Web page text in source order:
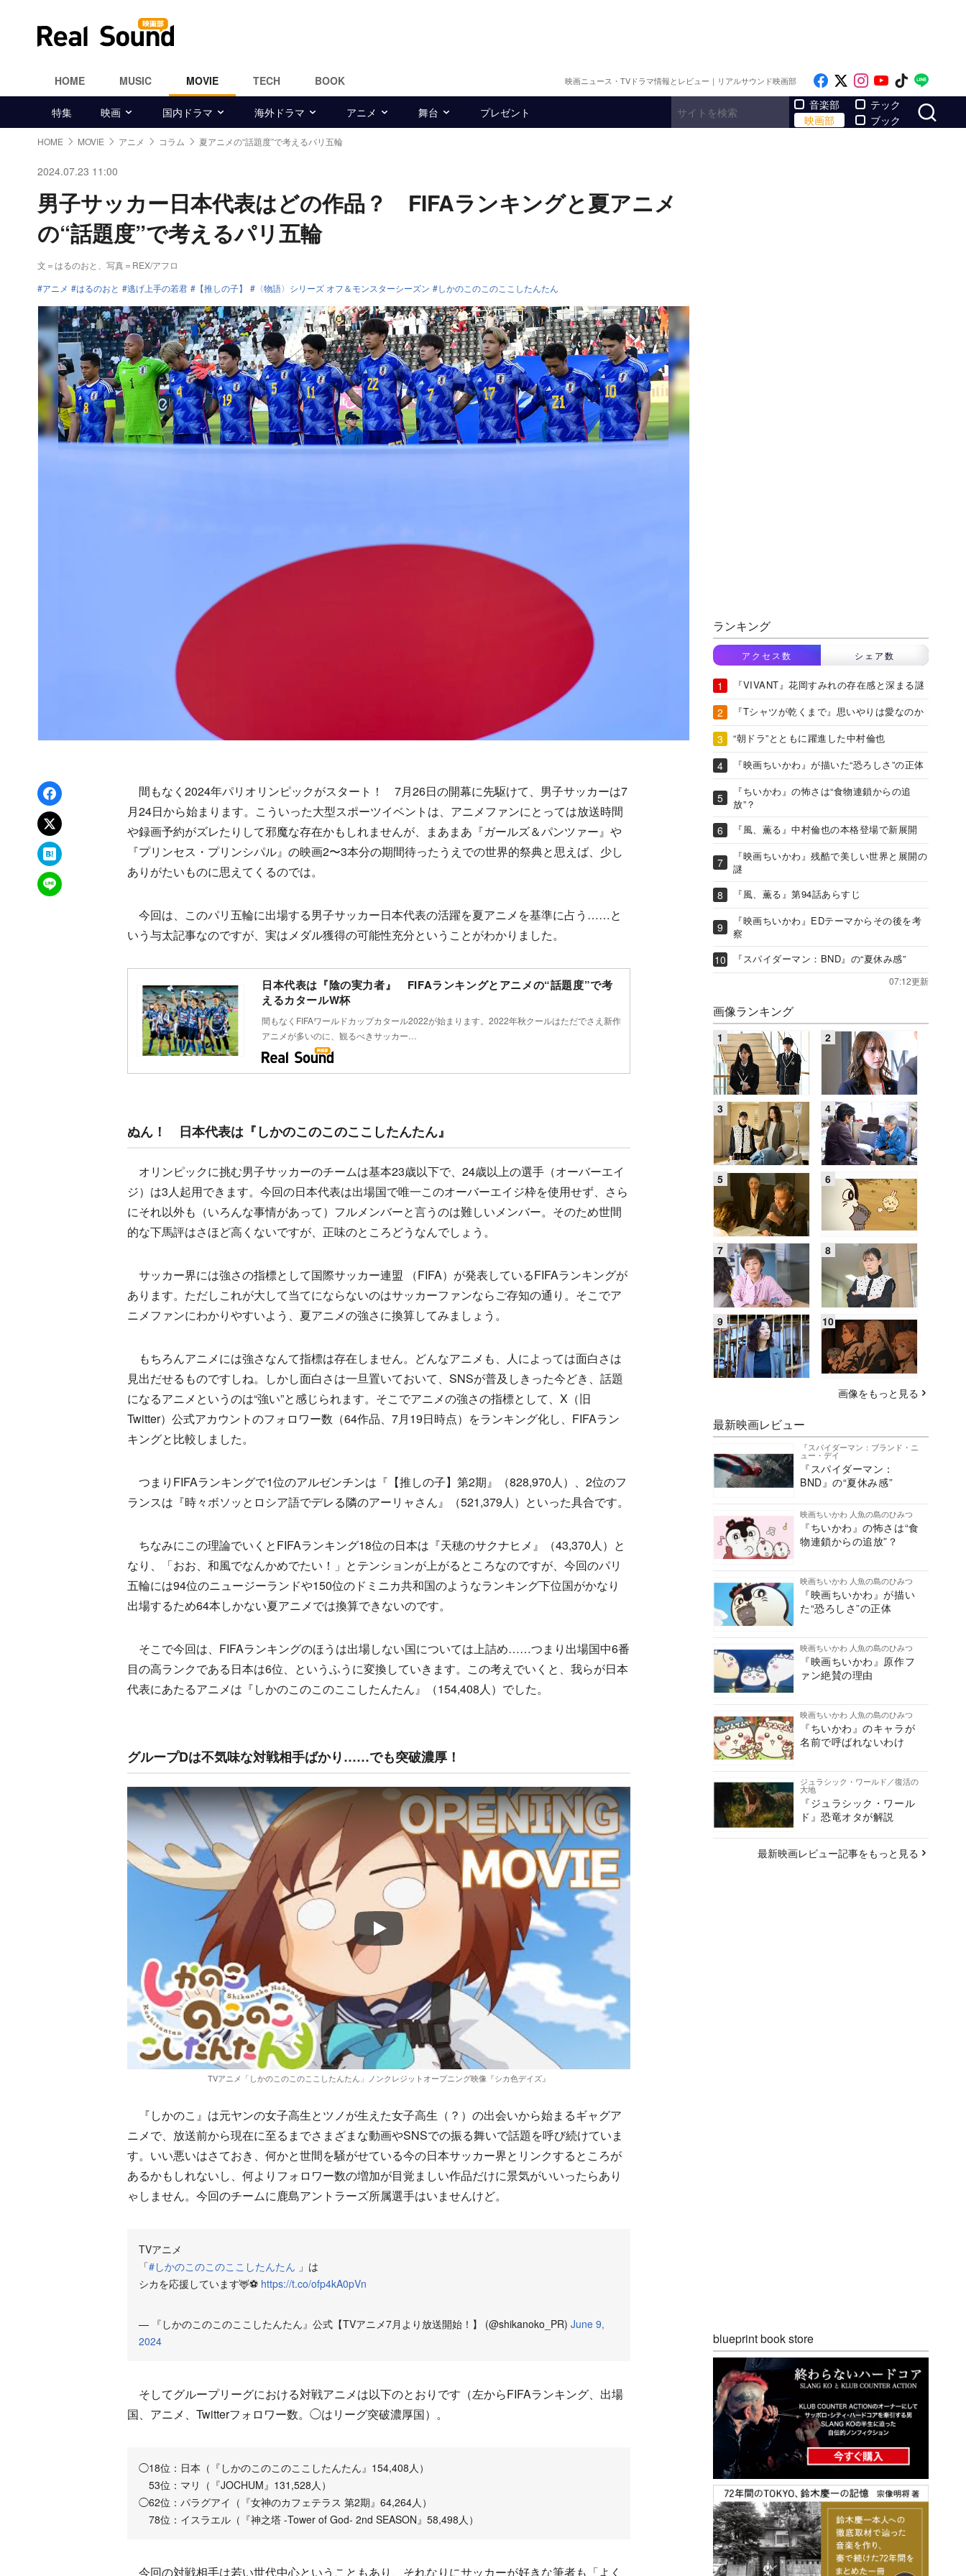
HOME MUSIC MOVIE TECH BOOK 映画ニュース・TVドラマ情報とレビュー｜リアルサウンド映画部 Like on Facebook
Follow on x
Follow on
Follow on
Follow
特集 映画 国内ドラマ 海外ドラマ アニメ 舞台 プレゼント
音楽部
映画部
テック
ブック
HOME MOVIE アニメ コラム 夏アニメの“話題度”で考えるパリ五輪
2024.07.23 11:00
男子サッカー日本代表はどの作品？ FIFAランキングと夏アニメ
の“話題度”で考えるパリ五輪
文＝はるのおと
、写真＝REX/アフロ
アニメ
はるのおと 逃げ上手の若君 【推しの子】 〈物語〉シリーズ オフ＆モンスターシーズン しかのこのこのここしたんたん
Facebookでシェア
xでポスト
はてなブックマーク
LINEで送る
間もなく2024年パリオリンピックがスタート！ 7月26日の開幕に先駆けて、男子サッカーは7
月24日から始まります。こういった大型スポーツイベントは、アニメファンにとっては放送時間
や録画予約がズレたりして邪魔な存在かもしれませんが、まあまあ『ガールズ＆パンツァー』や
『プリンセス・プリンシパル』の映画2〜3本分の期間待ったうえでの世界的祭典と思えば、少し
ありがたいものに思えてくるのでは。
今回は、このパリ五輪に出場する男子サッカー日本代表の活躍を夏アニメを基準に占う……と
いう与太記事なのですが、実はメダル獲得の可能性充分ということがわかりました。
日本代表は『陰の実力者』 FIFAランキングとアニメの“話題度”で考
えるカタールW杯
間もなくFIFAワールドカップカタール2022が始まります。2022年秋クールはただでさえ新作
アニメが多いのに、観るべきサッカー…
ぬん！ 日本代表は『しかのこのこのここしたんたん』
オリンピックに挑む男子サッカーのチームは基本23歳以下で、24歳以上の選手（オーバーエイ
ジ）は3人起用できます。今回の日本代表は出場国で唯一このオーバーエイジ枠を使用せず、さら
にそれ以外も（いろんな事情があって）フルメンバーと言うのは難しいメンバー。そのため世間
的な下馬評はさほど高くないですが、正味のところどうなんでしょう。
サッカー界には強さの指標として国際サッカー連盟 （FIFA）が発表しているFIFAランキングが
あります。ただしこれが大して当てにならないのはサッカーファンならご存知の通り。そこでア
ニメファンにわかりやすいよう、夏アニメの強さに換算してみましょう。
もちろんアニメには強さなんて指標は存在しません。どんなアニメも、人によっては面白さは
見出だせるものですしね。しかし面白さは一旦置いておいて、SNSが普及しきった今どき、話題
になるアニメというのは“強い”と感じられます。そこでアニメの強さの指標として、X（旧
Twitter）公式アカウントのフォロワー数（64作品、7月19日時点）をランキング化し、FIFAラン
キングと比較しました。
つまりFIFAランキングで1位のアルゼンチンは『【推しの子】第2期』（828,970人）、2位のフ
ランスは『時々ボソッとロシア語でデレる隣のアーリャさん』（521,379人）といった具合です。
ちなみにこの理論でいくとFIFAランキング18位の日本は『天穂のサクナヒメ』（43,370人）と
なり、「おお、和風でなんかめでたい！」とテンションが上がるところなのですが、今回のパリ
五輪には94位のニュージーランドや150位のドミニカ共和国のようなランキング下位国がかなり
出場するため64本しかない夏アニメでは換算できないのです。
そこで今回は、FIFAランキングのほうは出場しない国については上詰め……つまり出場国中6番
目の高ランクである日本は6位、というふうに変換していきます。この考えでいくと、我らが日本
代表にあたるアニメは『しかのこのこのここしたんたん』（154,408人）でした。
グループDは不気味な対戦相手ばかり……でも突破濃厚！
Play
TVアニメ「しかのこのこのここしたんたん」ノンクレジットオープニング映像『シカ色デイズ』
『しかのこ』は元ヤンの女子高生とツノが生えた女子高生（？）の出会いから始まるギャグア
ニメで、放送前から現在に至るまでさまざまな動画やSNSでの振る舞いで話題を呼び続けていま
す。いい悪いはさておき、何かと世間を騒がせている今の日本サッカー界とリンクするところが
あるかもしれないし、何よりフォロワー数の増加が目覚ましい作品だけに景気がいいったらあり
ゃしません。今回のチームに鹿島アントラーズ所属選手はいませんけど。
TVアニメ
「#しかのこのこのここしたんたん 」は
シカを応援しています🦌⚽ https://t.co/ofp4kA0pVn
— 『しかのこのこのここしたんたん』公式【TVアニメ7月より放送開始！】 (@shikanoko_PR) June 9,
2024
そしてグループリーグにおける対戦アニメは以下のとおりです（左からFIFAランキング、出場
国、アニメ、Twitterフォロワー数。◯はリーグ突破濃厚国）。
◯18位：日本（『しかのこのこのここしたんたん』154,408人）
53位：マリ（『JOCHUM』131,528人）
◯62位：パラグアイ（『女神のカフェテラス 第2期』64,264人）
78位：イスラエル（『神之塔 -Tower of God- 2nd SEASON』58,498人）
今回の対戦相手は若い世代中心ということもあり、それなりにサッカーが好きな筆者も「よく
ランキング
アクセス数 シェア数
『VIVANT』花岡すみれの存在感と深まる謎
『Tシャツが乾くまで』思いやりは愛なのか
“朝ドラ”とともに躍進した中村倫也
『映画ちいかわ』が描いた“恐ろしさ”の正体
『ちいかわ』の怖さは“食物連鎖からの追
放”？
『風、薫る』中村倫也の本格登場で新展開
『映画ちいかわ』残酷で美しい世界と展開の
謎
『風、薫る』第94話あらすじ
『映画ちいかわ』EDテーマからその後を考
察
『スパイダーマン：BND』の“夏休み感”
07:12更新
画像ランキング
画像をもっと見る
最新映画レビュー
『スパイダーマン：ブランド・ニ
ュー・デイ
『スパイダーマン：
BND』の“夏休み感”
映画ちいかわ 人魚の島のひみつ
『ちいかわ』の怖さは“食
物連鎖からの追放”？
映画ちいかわ 人魚の島のひみつ
『映画ちいかわ』が描い
た“恐ろしさ”の正体
映画ちいかわ 人魚の島のひみつ
『映画ちいかわ』原作フ
ァン絶賛の理由
映画ちいかわ 人魚の島のひみつ
『ちいかわ』のキャラが
名前で呼ばれないわけ
ジュラシック・ワールド／復活の
大地
『ジュラシック・ワール
ド』恐竜オタが解説
最新映画レビュー記事をもっと見る
blueprint book store